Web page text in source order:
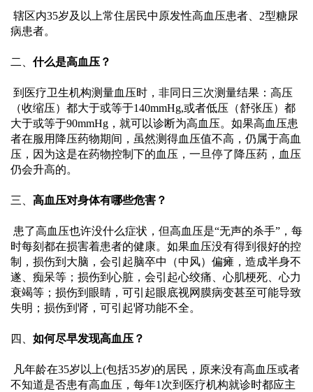
就
指
南
科
介
医
务
工
辖区内35岁及以上常住居民中原发性高血压患者、2型糖尿
病患者。
二、 什么是高血压？
到医疗卫生机构测量血压时，非同日三次测量结果：高压
（收缩压）都大于或等于140mmHg,或者低压（舒张压）都
大于或等于90mmHg，就可以诊断为高血压。如果高血压患
者在服用降压药物期间，虽然测得血压值不高，仍属于高血
压，因为这是在药物控制下的血压，一旦停了降压药，血压
仍会升高的。
三、 高血压对身体有哪些危害？
患了高血压也许没什么症状，但高血压是“无声的杀手”，每
时每刻都在损害着患者的健康。如果血压没有得到很好的控
制，损伤到大脑，会引起脑卒中（中风）偏瘫，造成半身不
遂、痴呆等；损伤到心脏，会引起心绞痛、心肌梗死、心力
衰竭等；损伤到眼睛，可引起眼底视网膜病变甚至可能导致
失明；损伤到肾，可引起肾功能不全。
四、 如何尽早发现高血压？
凡年龄在35岁以上(包括35岁)的居民，原来没有高血压或者
不知道是否患有高血压，每年1次到医疗机构就诊时都应主